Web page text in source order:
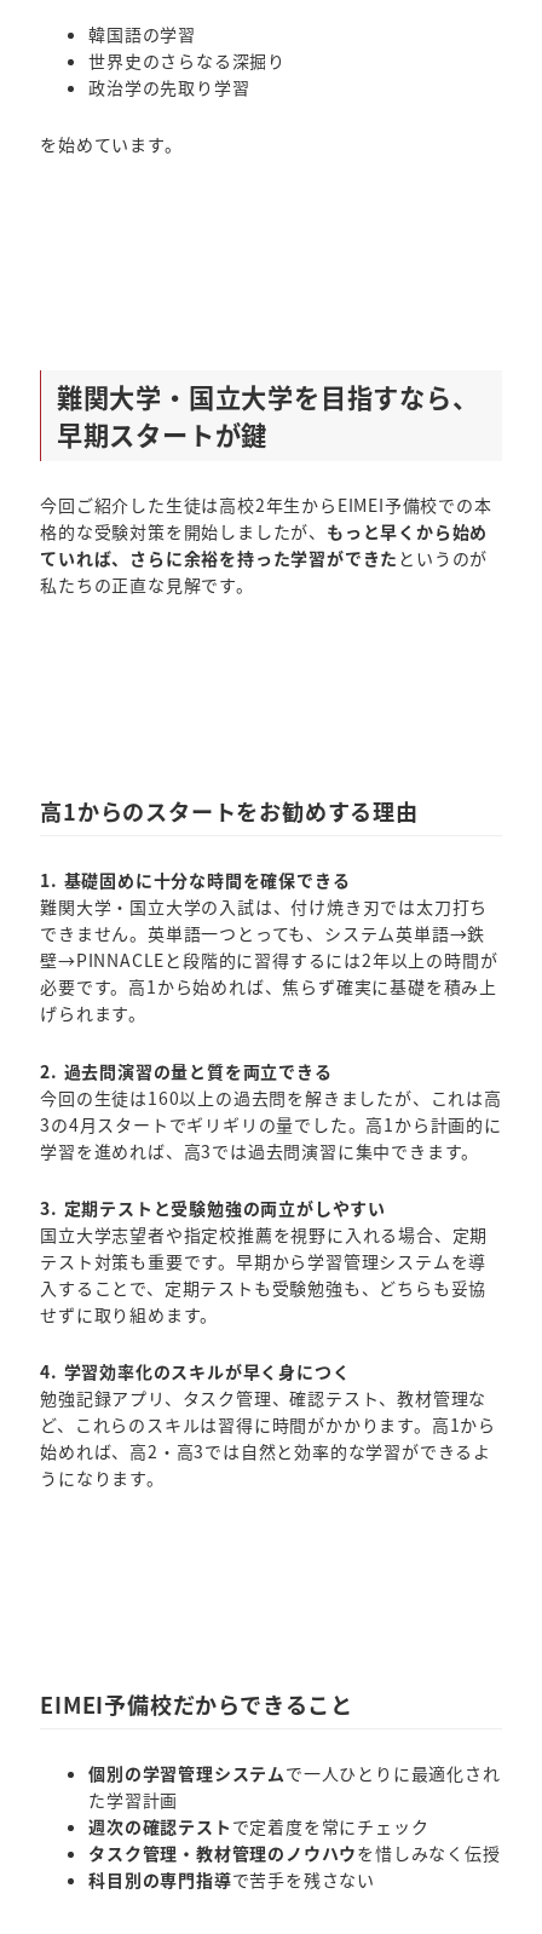
韓国語の学習
世界史のさらなる深掘り
政治学の先取り学習
を始めています。
難関大学・国立大学を目指すなら、
早期スタートが鍵
今回ご紹介した生徒は高校2年生からEIMEI予備校での本
格的な受験対策を開始しましたが、 もっと早くから始め
ていれば、さらに余裕を持った学習ができた というのが
私たちの正直な見解です。
高1からのスタートをお勧めする理由
1. 基礎固めに十分な時間を確保できる
難関大学・国立大学の入試は、付け焼き刃では太刀打ち
できません。英単語一つとっても、システム英単語→鉄
壁→PINNACLEと段階的に習得するには2年以上の時間が
必要です。高1から始めれば、焦らず確実に基礎を積み上
げられます。
2. 過去問演習の量と質を両立できる
今回の生徒は160以上の過去問を解きましたが、これは高
3の4月スタートでギリギリの量でした。高1から計画的に
学習を進めれば、高3では過去問演習に集中できます。
3. 定期テストと受験勉強の両立がしやすい
国立大学志望者や指定校推薦を視野に入れる場合、定期
テスト対策も重要です。早期から学習管理システムを導
入することで、定期テストも受験勉強も、どちらも妥協
せずに取り組めます。
4. 学習効率化のスキルが早く身につく
勉強記録アプリ、タスク管理、確認テスト、教材管理な
ど、これらのスキルは習得に時間がかかります。高1から
始めれば、高2・高3では自然と効率的な学習ができるよ
うになります。
EIMEI予備校だからできること
個別の学習管理システムで一人ひとりに最適化され
た学習計画
週次の確認テスト で定着度を常にチェック
タスク管理・教材管理のノウハウを惜しみなく伝授
科目別の専門指導で苦手を残さない